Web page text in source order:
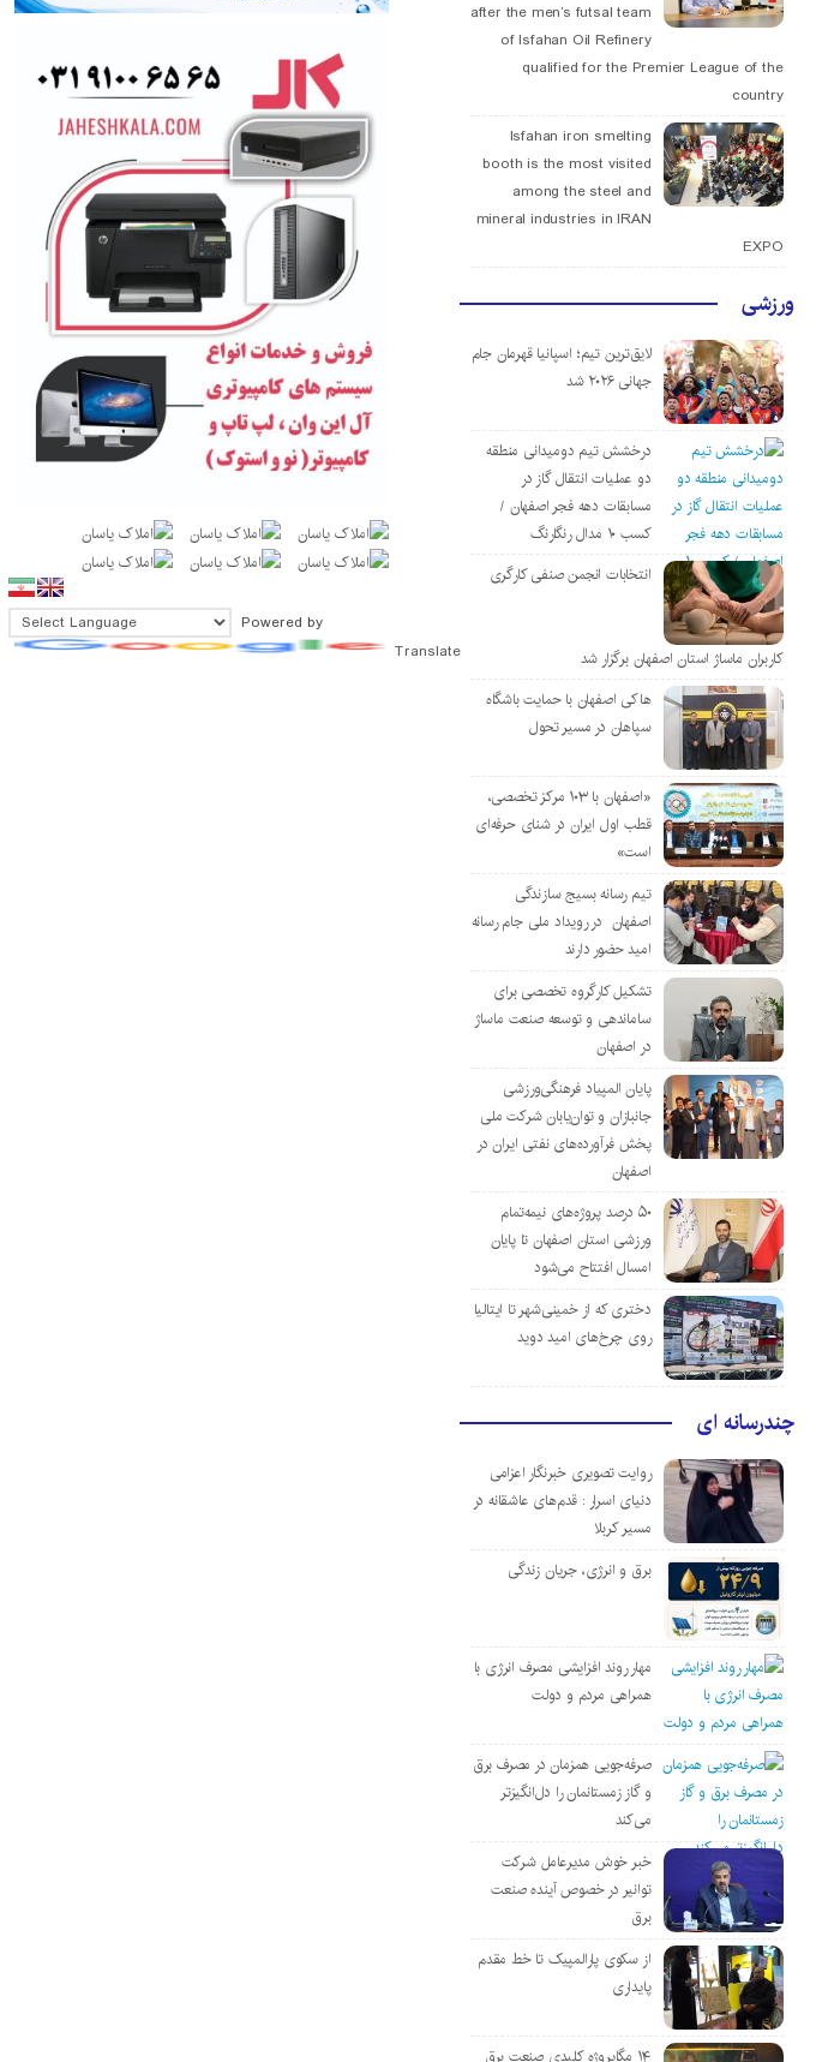
after the men’s futsal team
of Isfahan Oil Refinery
qualified for the Premier League of the
country
Isfahan iron smelting
booth is the most visited
among the steel and
mineral industries in IRAN
EXPO
ورزشی
لایق‌ترین تیم؛ اسپانیا قهرمان جام
جهانی ۲۰۲۶ شد
درخشش تیم دومیدانی منطقه
دو عملیات انتقال گاز در
مسابقات دهه فجر اصفهان /
کسب ۱۰ مدال رنگارنگ
انتخابات انجمن صنفی کارگری
کاربران ماساژ استان اصفهان برگزار شد
هاکی اصفهان با حمایت باشگاه
سپاهان در مسیر تحول
«اصفهان با ۱۰۳ مرکز تخصصی،
قطب اول ایران در شنای حرفه‌ای
است»
تیم رسانه بسیج سازندگی
اصفهان در رویداد ملی جام رسانه
امید حضور دارند
تشکیل کارگروه تخصصی برای
ساماندهی و توسعه صنعت ماساژ
در اصفهان
پایان المپیاد فرهنگی‌ورزشی
جانبازان و توان‌یابان شرکت ملی
پخش فرآورده‌های نفتی ایران در
اصفهان
۵۰ درصد پروژه‌های نیمه‌تمام
ورزشی استان اصفهان تا پایان
امسال افتتاح می‌شود
دختری که از خمینی‌شهر تا ایتالیا
روی چرخ‌های امید دوید
چندرسانه ای
روایت تصویری خبرنگار اعزامی
دنیای اسرار : قدم‌های عاشقانه در
مسیر کربلا
برق و انرژی، جریان زندگی
مهار روند افزایشی مصرف انرژی با
همراهی مردم و دولت
صرفه‌جویی همزمان در مصرف برق
و گاز زمستانمان را دل‌انگیزتر
می‌کند
خبر خوش مدیرعامل شرکت
توانیر در خصوص آینده صنعت
برق
از سکوی پارالمپیک تا خط مقدم
پایداری
۱۴ مگاپروژه‌ کلیدی صنعت برق
Powered by
Translate